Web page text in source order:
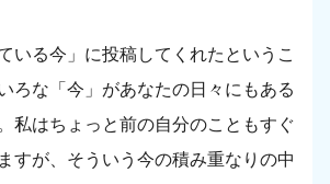
いる今」に投稿してくれたというこ
ろな「今」があなたの日々にもある
私はちょっと前の自分のこともすぐ
すが、そういう今の積み重なりの中